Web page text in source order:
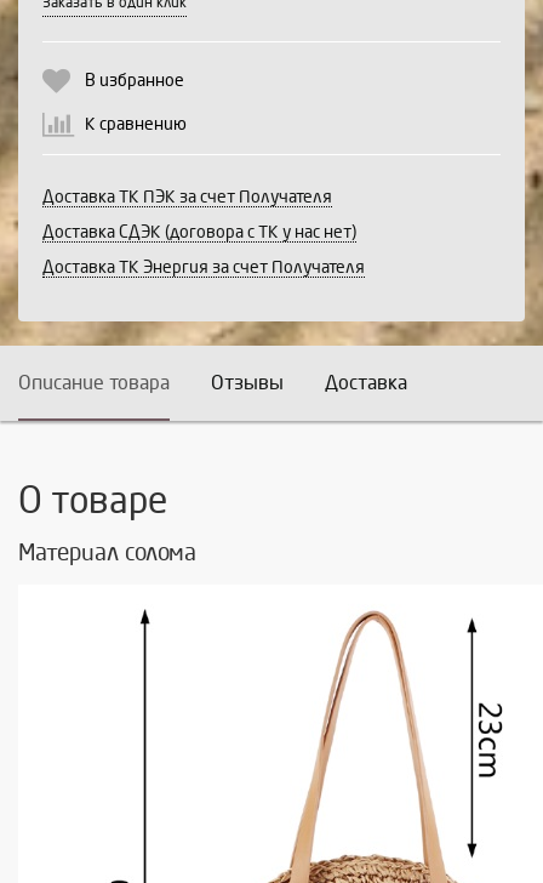
Продолжить Отмена
Заказать в один клик
В избранное
К сравнению
Доставка ТК ПЭК за счет Получателя
Доставка СДЭК (договора с ТК у нас нет)
Доставка ТК Энергия за счет Получателя
Описание товара Отзывы Доставка
О товаре
Материал солома